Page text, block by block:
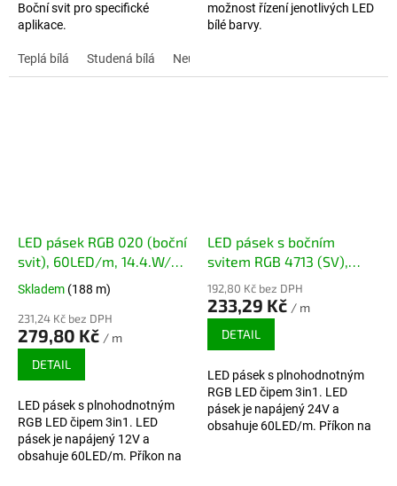
Boční svit pro specifické
aplikace.
Teplá bílá Studená bílá Neutrální bílá
možnost řízení jenotlivých LED
bílé barvy.
LED pásek RGB 020 (boční
svit), 60LED/m, 14.4.W/m,
12V
Skladem (188 m)
231,24 Kč bez DPH
279,80 Kč / m
DETAIL
LED pásek s plnohodnotným
RGB LED čipem 3in1. LED
pásek je napájený 12V a
obsahuje 60LED/m. Příkon na
LED pásek s bočním
svitem RGB 4713 (SV),
60LED/m
192,80 Kč bez DPH
233,29 Kč / m
DETAIL
LED pásek s plnohodnotným
RGB LED čipem 3in1. LED
pásek je napájený 24V a
obsahuje 60LED/m. Příkon na